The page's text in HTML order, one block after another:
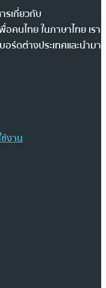
รเกี่ยวกับ
คนไทย ในภาษาไทย เรา
ร์ดต่างประเทศและนำมา
งาน